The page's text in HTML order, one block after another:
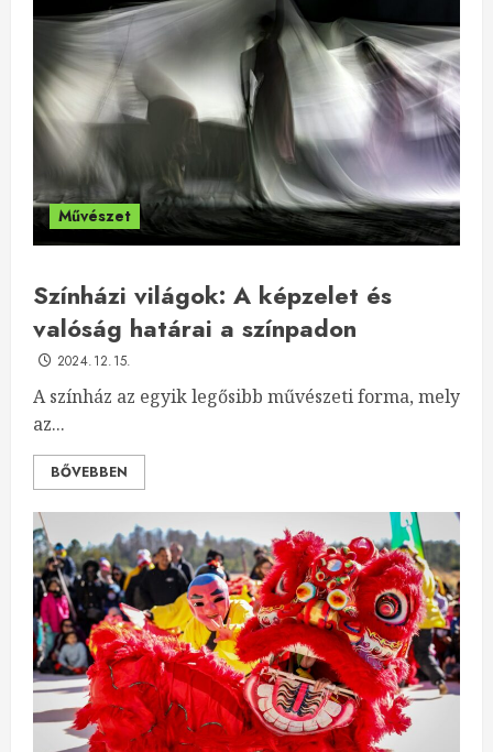
Művészet
Színházi világok: A képzelet és
valóság határai a színpadon
2024.12.15.
A színház az egyik legősibb művészeti forma, mely
az...
BŐVEBBEN